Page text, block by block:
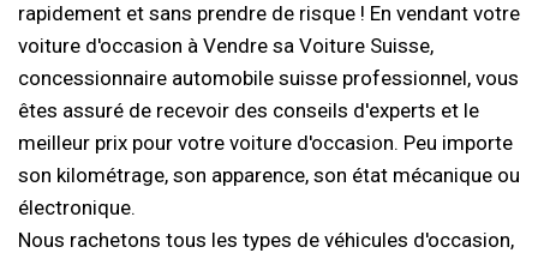
rapidement et sans prendre de risque ! En vendant votre
voiture d'occasion à Vendre sa Voiture Suisse,
concessionnaire automobile suisse professionnel, vous
êtes assuré de recevoir des conseils d'experts et le
meilleur prix pour votre voiture d'occasion. Peu importe
son kilométrage, son apparence, son état mécanique ou
électronique.
Nous rachetons tous les types de véhicules d'occasion,